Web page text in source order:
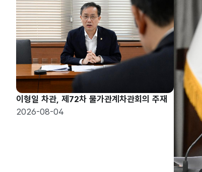
이형일 차관, 제72차 물가관계차관회의 주재
2026-08-04